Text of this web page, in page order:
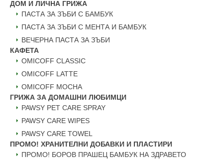
ДОМ И ЛИЧНА ГРИЖА
ПАСТА ЗА ЗЪБИ С БАМБУК
ПАСТА ЗА ЗЪБИ С МЕНТА И БАМБУК
ВЕЧЕРНА ПАСТА ЗА ЗЪБИ
КАФЕТА
OMICOFF CLASSIC
OMICOFF LATTE
OMICOFF MOCHA
ГРИЖА ЗА ДОМАШНИ ЛЮБИМЦИ
PAWSY PET CARE SPRAY
PAWSY CARE WIPES
PAWSY CARE TOWEL
ПРОМО! ХРАНИТЕЛНИ ДОБАВКИ И ПЛАСТИРИ
ПРОМО! БОРОВ ПРАШЕЦ БАМБУК НА ЗДРАВЕТО